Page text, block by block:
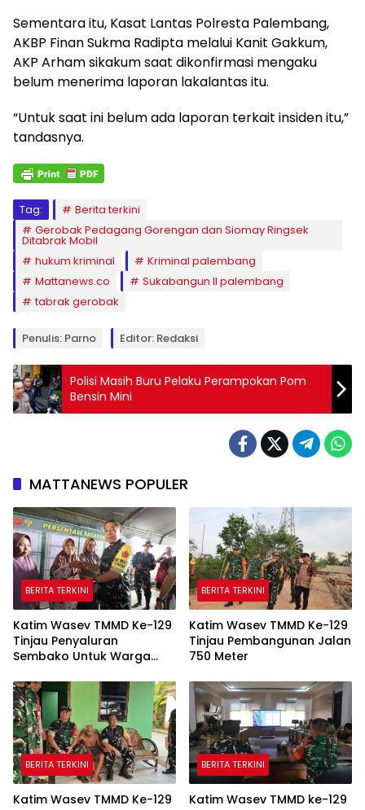
Sementara itu, Kasat Lantas Polresta Palembang,
AKBP Finan Sukma Radipta melalui Kanit Gakkum,
AKP Arham sikakum saat dikonfirmasi mengaku
belum menerima laporan lakalantas itu.
“Untuk saat ini belum ada laporan terkait insiden itu,”
tandasnya.
Tag:
Berita terkini
Gerobak Pedagang Gorengan dan Siomay Ringsek
Ditabrak Mobil
hukum kriminal
Kriminal palembang
Mattanews.co
Sukabangun II palembang
tabrak gerobak
Penulis: Parno Editor: Redaksi
Polisi Masih Buru Pelaku Perampokan Pom
Bensin Mini
MATTANEWS POPULER
BERITA TERKINI
Katim Wasev TMMD Ke-129
Tinjau Penyaluran
Sembako Untuk Warga
BERITA TERKINI
Katim Wasev TMMD Ke-129
Tinjau Pembangunan Jalan
750 Meter
BERITA TERKINI
Katim Wasev TMMD Ke-129
BERITA TERKINI
Katim Wasev TMMD ke-129